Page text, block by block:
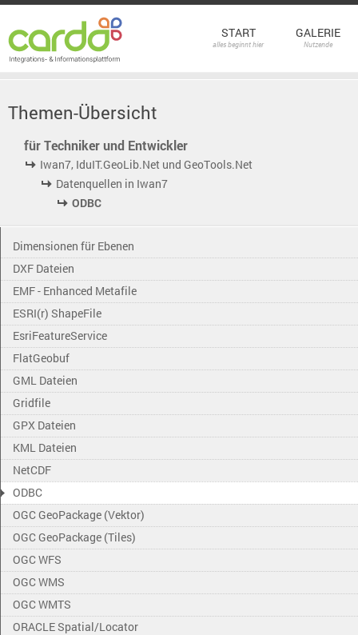
START
alles beginnt hier
GALERIE
Nutzende
Themen-Übersicht
für Techniker und Entwickler
Iwan7, IduIT.GeoLib.Net und GeoTools.Net
Datenquellen in Iwan7
ODBC
Dimensionen für Ebenen
DXF Dateien
EMF - Enhanced Metafile
ESRI(r) ShapeFile
EsriFeatureService
FlatGeobuf
GML Dateien
Gridfile
GPX Dateien
KML Dateien
NetCDF
ODBC
OGC GeoPackage (Vektor)
OGC GeoPackage (Tiles)
OGC WFS
OGC WMS
OGC WMTS
ORACLE Spatial/Locator